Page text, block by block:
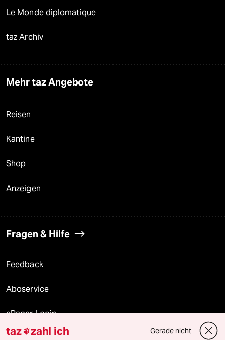
Le Monde diplomatique
taz Archiv
Mehr taz Angebote
Reisen
Kantine
Shop
Anzeigen
Fragen & Hilfe
Feedback
Aboservice
ePaper Login
taz zahl ich Gerade nicht